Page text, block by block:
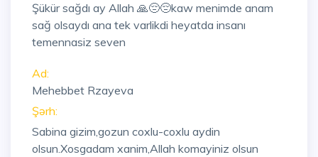
Şükür sağdı ay Allah 🙏😔😔kaw menimde anam
sağ olsaydı ana tek varlikdi heyatda insanı
temennasiz seven
Ad:
Mehebbet Rzayeva
Şərh:
Sabina gizim,gozun coxlu-coxlu aydin
olsun.Xosgadam xanim,Allah komayiniz olsun